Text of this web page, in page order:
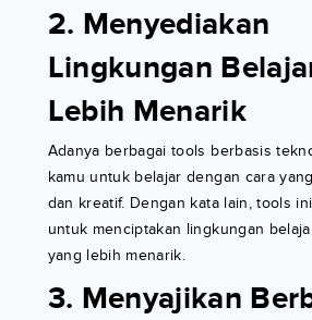
2. Menyediakan
Lingkungan
Lebih Menarik
Adanya berbagai tools berbasis
kamu untuk belajar dengan cara
dan kreatif. Dengan kata lain, tools
untuk menciptakan lingkungan
yang lebih menarik.
3. Menyajikan